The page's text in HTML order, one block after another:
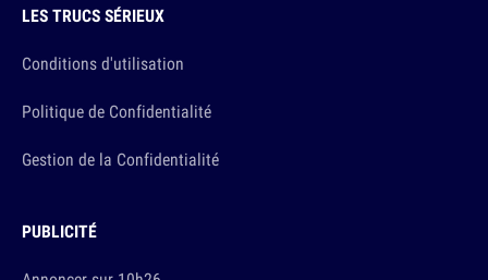
LES TRUCS SÉRIEUX
Conditions d'utilisation
Politique de Confidentialité
Gestion de la Confidentialité
PUBLICITÉ